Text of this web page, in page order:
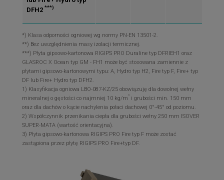
DFH2***)
*) Klasa odporności ogniowej wg normy PN-EN 13501-2.
**) Bez uwzględnienia masy izolacji termicznej.
***) Płyta gipsowo-kartonowa RIGIPS PRO Duraline typ DFRIEH1 oraz
GLASROC X Ocean typ GM - FH1 może być stosowana zamiennie z
płytami gipsowo-kartonowymi typu: A, Hydro typ H2, Fire typ F, Fire+ typ
DF lub Fire+ Hydro typ DFH2.
1) Klasyfikacja ogniowa LBO-087-KZ/25 obowiązuję dla dowolnej wełny
mineralnej o gęstości co najmniej 10 kg/m3
i grubości min. 150 mm
oraz dla dachów o kącie nachylenia połaci dachowej 0°-45° od poziomu.
2) Współczynnik przenikania ciepła dla grubości wełny 250 mm ISOVER
SUPER-MATA (wartość orientacyjna).
3) Płyta gipsowo-kartonowa RIGIPS PRO Fire typ F może zostać
zastąpiona przez płytę RIGIPS PRO Fire+typ DF.